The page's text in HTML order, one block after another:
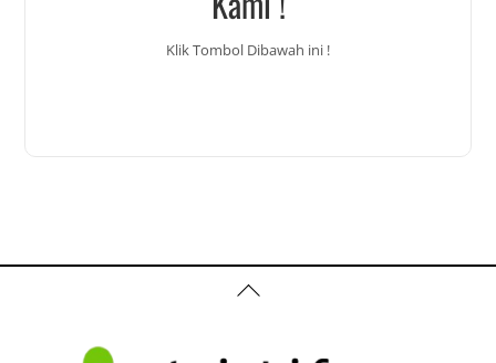
Klik Tombol Dibawah ini !
Back
To